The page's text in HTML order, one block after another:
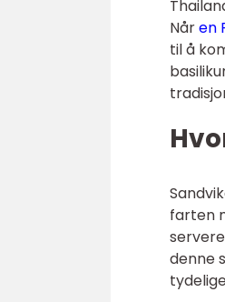
Nåren
til å
farten
denne